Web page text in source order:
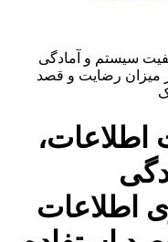
سیستم و آمادگی
میزان رضایت و قصد
اطلاعات،
اطلاعات